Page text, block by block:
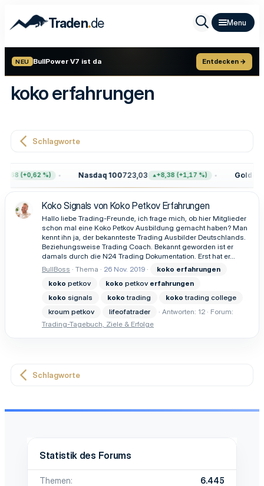
Traden.de
NEU BullPower V7 ist da Entdecken →
koko erfahrungen
Schlagworte
(+0,62 %) Nasdaq 100723,03 +8,38 (+1,17 %) Gold
Koko Signals von Koko Petkov Erfahrungen
Hallo liebe Trading-Freunde, ich frage mich, ob hier Mitglieder
schon mal eine Koko Petkov Ausbildung gemacht haben? Man
kennt ihn ja, der bekannteste Trading Ausbilder Deutschlands.
Beziehungsweise Trading Coach. Bekannt geworden ist er
damals durch die N24 Trading Dokumentation. Erst hat er...
BullBoss
Thema 26 Nov. 2019 koko erfahrungen
koko petkov koko petkov erfahrungen
koko signals koko trading koko trading college
kroum petkov
lifeofatrader Antworten: 12
Forum:
Trading-Tagebuch, Ziele & Erfolge
Schlagworte
Statistik des Forums
Themen
6.445